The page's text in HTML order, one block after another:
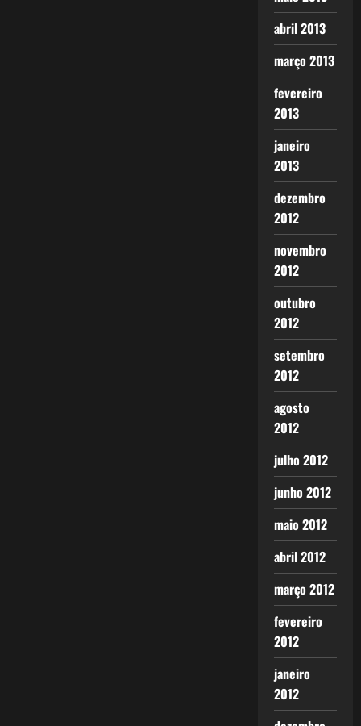
abril 2013
março 2013
fevereiro
2013
janeiro
2013
dezembro
2012
novembro
2012
outubro
2012
setembro
2012
agosto
2012
julho 2012
junho 2012
maio 2012
abril 2012
março 2012
fevereiro
2012
janeiro
2012